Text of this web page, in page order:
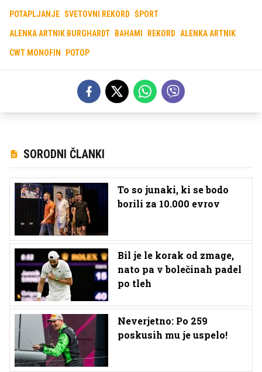
POTAPLJANJE SVETOVNI REKORD ŠPORT
ALENKA ARTNIK BURGHARDT BAHAMI REKORD ALENKA ARTNIK
CWT MONOFIN POTOP
SORODNI ČLANKI
To so junaki, ki se bodo
borili za 10.000 evrov
Bil je le korak od zmage,
nato pa v bolečinah padel
po tleh
Neverjetno: Po 259
poskusih mu je uspelo!